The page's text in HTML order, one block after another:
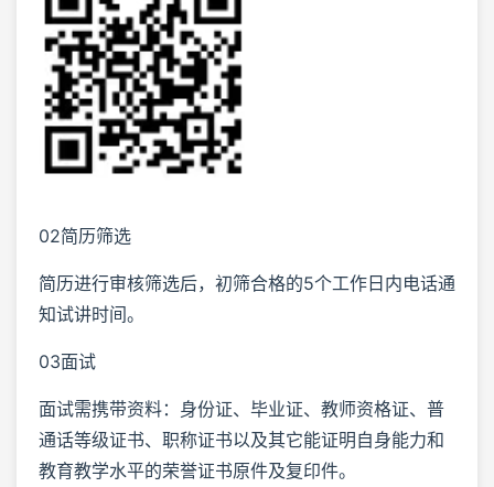
02简历筛选
简历进行审核筛选后，初筛合格的5个工作日内电话通
知试讲时间。
03面试
面试需携带资料：身份证、毕业证、教师资格证、普
通话等级证书、职称证书以及其它能证明自身能力和
教育教学水平的荣誉证书原件及复印件。